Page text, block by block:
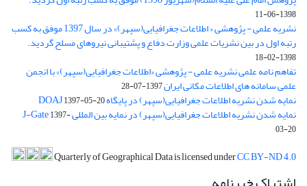
1398-06-11
نشریه علمی - پژوهشی « اطلاعات جغرافیایی(سپهر)» در سال 1397 موفق به کسب
رتبه اول در بین نشریات علمی وزارت دفاع و پشتیبانی نیروهای مسلح گردید.
1398-02-18
تفاهم نامه علمی نشریه علمی - پژوهشی «اطلاعات جغرافیایی(سپهر)» با انجمن
علمی سامانه های اطلاعات مکانی ایران1397-07-28
نمایه شدن نشریه اطلاعات جغرافیایی(سپهر) در پایگاه DOAJ1397-05-20
نمایه شدن نشریه اطلاعات جغرافیایی(سپهر) در نمایه بین المللی J-Gate1397-
03-20
Quarterly of Geographical Data is licensed underCC BY-ND 4.0